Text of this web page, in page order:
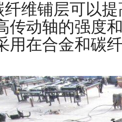
维铺层可以提
传动轴的强度
用在合金和碳